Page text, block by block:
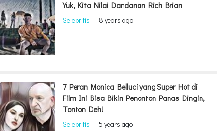
Yuk, Kita Nilai Dandanan Rich Brian
Selebritis | 8 years ago
7 Peran Monica Belluci yang Super Hot di
Film Ini Bisa Bikin Penonton Panas Dingin,
Tonton Deh!
Selebritis | 5 years ago